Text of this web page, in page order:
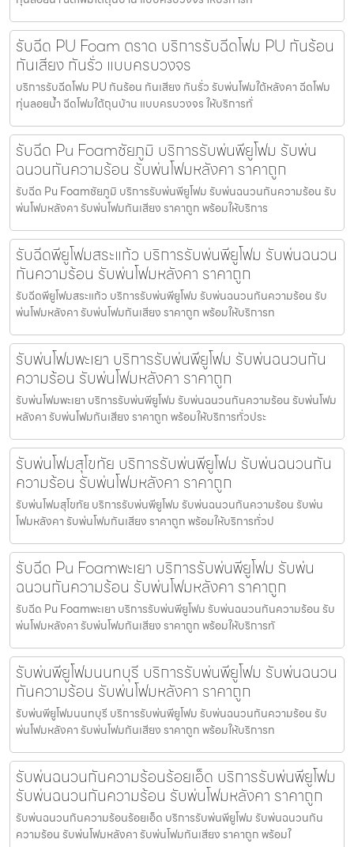
รับฉีด PU Foam ตราด บริการรับฉีดโฟม PU กันร้อน
กันเสียง กันรั่ว แบบครบวงจร
บริการรับฉีดโฟม PU กันร้อน กันเสียง กันรั่ว รับพ่นโฟมใต้หลังคา ฉีดโฟม
ทุ่นลอยน้ำ ฉีดโฟมใต้ถุนบ้าน แบบครบวงจร ให้บริการทั่
รับฉีด Pu Foamชัยภูมิ บริการรับพ่นพียูโฟม รับพ่น
ฉนวนกันความร้อน รับพ่นโฟมหลังคา ราคาถูก
รับฉีด Pu Foamชัยภูมิ บริการรับพ่นพียูโฟม รับพ่นฉนวนกันความร้อน รับ
พ่นโฟมหลังคา รับพ่นโฟมกันเสียง ราคาถูก พร้อมให้บริการ
รับฉีดพียูโฟมสระแก้ว บริการรับพ่นพียูโฟม รับพ่นฉนวน
กันความร้อน รับพ่นโฟมหลังคา ราคาถูก
รับฉีดพียูโฟมสระแก้ว บริการรับพ่นพียูโฟม รับพ่นฉนวนกันความร้อน รับ
พ่นโฟมหลังคา รับพ่นโฟมกันเสียง ราคาถูก พร้อมให้บริการท
รับพ่นโฟมพะเยา บริการรับพ่นพียูโฟม รับพ่นฉนวนกัน
ความร้อน รับพ่นโฟมหลังคา ราคาถูก
รับพ่นโฟมพะเยา บริการรับพ่นพียูโฟม รับพ่นฉนวนกันความร้อน รับพ่นโฟม
หลังคา รับพ่นโฟมกันเสียง ราคาถูก พร้อมให้บริการทั่วประ
รับพ่นโฟมสุโขทัย บริการรับพ่นพียูโฟม รับพ่นฉนวนกัน
ความร้อน รับพ่นโฟมหลังคา ราคาถูก
รับพ่นโฟมสุโขทัย บริการรับพ่นพียูโฟม รับพ่นฉนวนกันความร้อน รับพ่น
โฟมหลังคา รับพ่นโฟมกันเสียง ราคาถูก พร้อมให้บริการทั่วป
รับฉีด Pu Foamพะเยา บริการรับพ่นพียูโฟม รับพ่น
ฉนวนกันความร้อน รับพ่นโฟมหลังคา ราคาถูก
รับฉีด Pu Foamพะเยา บริการรับพ่นพียูโฟม รับพ่นฉนวนกันความร้อน รับ
พ่นโฟมหลังคา รับพ่นโฟมกันเสียง ราคาถูก พร้อมให้บริการทั
รับพ่นพียูโฟมนนทบุรี บริการรับพ่นพียูโฟม รับพ่นฉนวน
กันความร้อน รับพ่นโฟมหลังคา ราคาถูก
รับพ่นพียูโฟมนนทบุรี บริการรับพ่นพียูโฟม รับพ่นฉนวนกันความร้อน รับ
พ่นโฟมหลังคา รับพ่นโฟมกันเสียง ราคาถูก พร้อมให้บริการท
รับพ่นฉนวนกันความร้อนร้อยเอ็ด บริการรับพ่นพียูโฟม
รับพ่นฉนวนกันความร้อน รับพ่นโฟมหลังคา ราคาถูก
รับพ่นฉนวนกันความร้อนร้อยเอ็ด บริการรับพ่นพียูโฟม รับพ่นฉนวนกัน
ความร้อน รับพ่นโฟมหลังคา รับพ่นโฟมกันเสียง ราคาถูก พร้อมใ